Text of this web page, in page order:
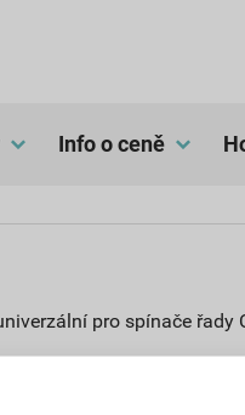
Info o ceně
pro spínače řady